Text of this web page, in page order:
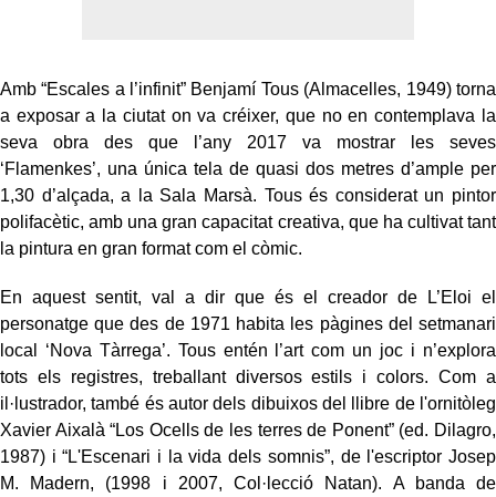
Amb “Escales a l’infinit” Benjamí Tous (Almacelles, 1949) torna
a exposar a la ciutat on va créixer, que no en contemplava la
seva obra des que l’any 2017 va mostrar les seves
‘Flamenkes’, una única tela de quasi dos metres d’ample per
1,30 d’alçada, a la Sala Marsà. Tous és considerat un pintor
polifacètic, amb una gran capacitat creativa, que ha cultivat tant
la pintura en gran format com el còmic.
En aquest sentit, val a dir que és el creador de L’Eloi el
personatge que des de 1971 habita les pàgines del setmanari
local ‘Nova Tàrrega’. Tous entén l’art com un joc i n’explora
tots els registres, treballant diversos estils i colors. Com a
il·lustrador, també és autor dels dibuixos del llibre de l'ornitòleg
Xavier Aixalà “Los Ocells de les terres de Ponent” (ed. Dilagro,
1987) i “L'Escenari i la vida dels somnis”, de l'escriptor Josep
M. Madern, (1998 i 2007, Col·lecció Natan). A banda de